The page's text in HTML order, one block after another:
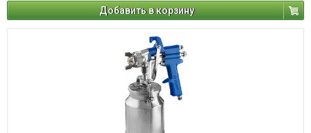
Добавить в корзину